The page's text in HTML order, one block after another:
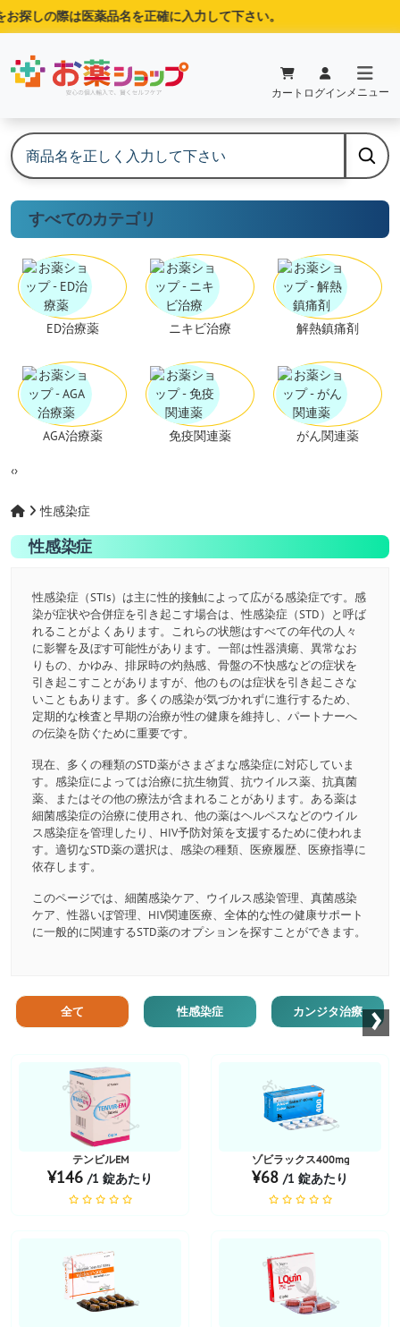
しの際は医薬品名を正確に入力して下さい。
カート ログイン メニュー
すべてのカテゴリ
ED治療薬
AGA治療薬
ニキビ治療
免疫関連薬
解熱鎮痛剤
がん関連薬
‹›
性感染症
性感染症
性感染症（STIs）は主に性的接触によって広がる感染症です。感
染が症状や合併症を引き起こす場合は、性感染症（STD）と呼ば
れることがよくあります。これらの状態はすべての年代の人々
に影響を及ぼす可能性があります。一部は性器潰瘍、異常なお
りもの、かゆみ、排尿時の灼熱感、骨盤の不快感などの症状を
引き起こすことがありますが、他のものは症状を引き起こさな
いこともあります。多くの感染が気づかれずに進行するため、
定期的な検査と早期の治療が性の健康を維持し、パートナーへ
の伝染を防ぐために重要です。
現在、多くの種類のSTD薬がさまざまな感染症に対応していま
す。感染症によっては治療に抗生物質、抗ウイルス薬、抗真菌
薬、またはその他の療法が含まれることがあります。ある薬は
細菌感染症の治療に使用され、他の薬はヘルペスなどのウイル
ス感染症を管理したり、HIV予防対策を支援するために使われま
す。適切なSTD薬の選択は、感染の種類、医療履歴、医療指導に
依存します。
このページでは、細菌感染ケア、ウイルス感染管理、真菌感染
ケア、性器いぼ管理、HIV関連医療、全体的な性の健康サポート
に一般的に関連するSTD薬のオプションを探すことができます。
全て 性感染症 カンジタ治療 ›
お薬ショップ
テンビルEM
¥146 /1 錠あたり
お薬ショップ
ゾビラックス400mg
¥68 /1 錠あたり
お薬ショップ お薬ショップ